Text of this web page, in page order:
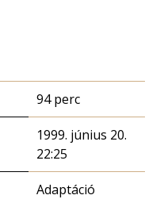
94 perc
1999. június 20.
22:25
Adaptáció